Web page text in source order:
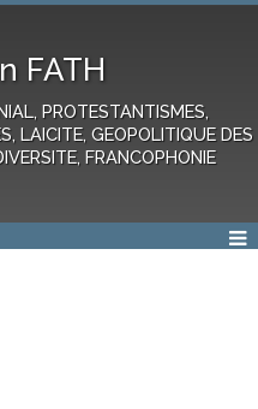
FATH
PROTESTANTISMES,
LAICITE, GEOPOLITIQUE DES
FRANCOPHONIE